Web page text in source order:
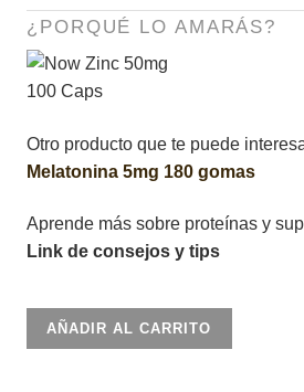
¿PORQUÉ LO AMARÁS?
Otro producto que te puede
Melatonina 5mg 180 gomas
Aprende más sobre proteínas y
Link de consejos y tips
Now
Zinc
AÑADIR AL CARRITO